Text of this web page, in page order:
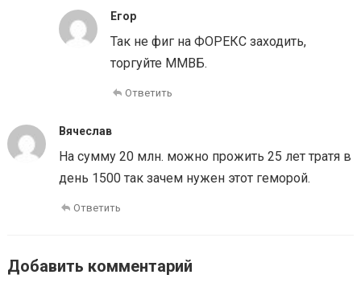
Егор
Так не фиг на ФОРЕКС заходить,
торгуйте ММВБ.
Ответить
Вячеслав
На сумму 20 млн. можно прожить 25 лет тратя в
день 1500 так зачем нужен этот геморой.
Ответить
Добавить комментарий